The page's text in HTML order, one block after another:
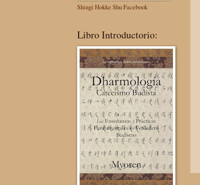
Shingi Hokke Shu Facebook
Libro Introductorio: